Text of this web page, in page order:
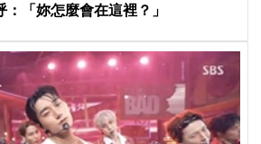
「妳怎麼會在這裡？」